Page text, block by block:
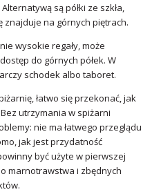
są półki ze szkła,
znajduje na górnych piętrach.
wysokie regały, może
do górnych półek. W
schodek albo taboret.
łatwo się przekonać, jak
utrzymania w spiżarni
nie ma łatwego przeglądu
jak jest przydatność
być użyte w pierwszej
marnotrawstwa i zbędnych